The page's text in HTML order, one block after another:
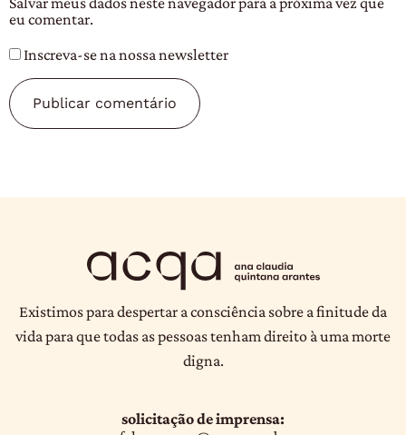
eu comentar.
Inscreva-se na nossa newsletter
Existimos para despertar a consciência sobre a finitude da
vida para que todas as pessoas tenham direito à uma morte
digna.
solicitação de imprensa: